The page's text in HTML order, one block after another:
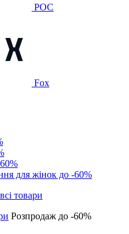
POC
Fox
для жінок до -60%
Розпродаж до -60%